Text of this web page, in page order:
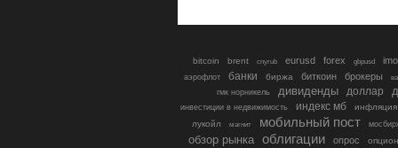
bitcoin brent cnyrub eurusd forex gbpusd
аэрофлот банки биржа биткоин брокеры
гмк норникель
дивиденды доллар
инвестиции в недвижимость индекс мб
инфляция
лукойл
магнит мобильный пост
обзор рынка облигации опрос